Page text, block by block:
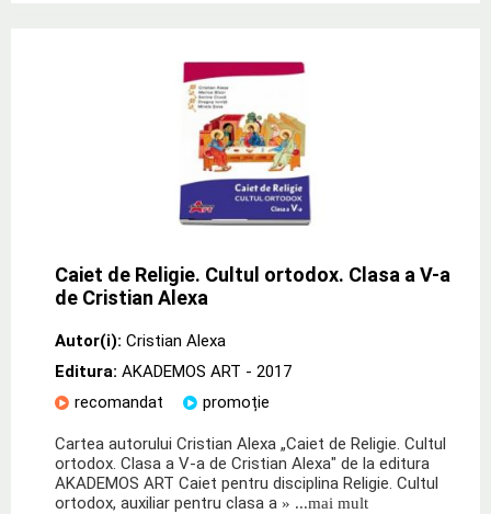
Caiet de Religie. Cultul ortodox. Clasa a V-a
de Cristian Alexa
Autor(i): Cristian Alexa
Editura: AKADEMOS ART - 2017
recomandat
promoție
Cartea autorului Cristian Alexa „Caiet de Religie. Cultul
ortodox. Clasa a V-a de Cristian Alexa" de la editura
AKADEMOS ART Caiet pentru disciplina Religie. Cultul
ortodox, auxiliar pentru clasa a » ...mai mult